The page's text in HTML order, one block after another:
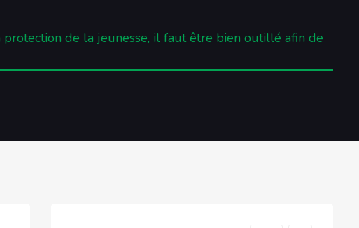
protection de la jeunesse, il faut être bien outillé afin de